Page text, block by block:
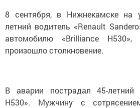
8 сентября, в Нижнекамске на
летний водитель «Renault
автомобилю «Brilliance H530»,
произошло столкновение.
В аварии пострадал 45-летний
H530». Мужчину с